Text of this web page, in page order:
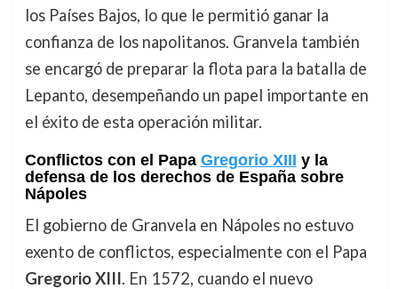
los Países Bajos, lo que le permitió ganar la
confianza de los napolitanos. Granvela también
se encargó de preparar la flota para la batalla de
Lepanto, desempeñando un papel importante en
el éxito de esta operación militar.
Conflictos con el Papa Gregorio XIII y la
defensa de los derechos de España sobre
Nápoles
El gobierno de Granvela en Nápoles no estuvo
exento de conflictos, especialmente con el Papa
Gregorio XIII. En 1572, cuando el nuevo